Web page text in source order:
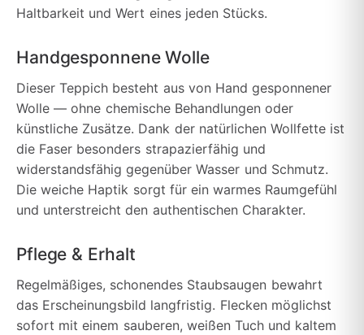
Haltbarkeit und Wert eines jeden Stücks.
Handgesponnene Wolle
Dieser Teppich besteht aus von Hand gesponnener
Wolle — ohne chemische Behandlungen oder
künstliche Zusätze. Dank der natürlichen Wollfette ist
die Faser besonders strapazierfähig und
widerstandsfähig gegenüber Wasser und Schmutz.
Die weiche Haptik sorgt für ein warmes Raumgefühl
und unterstreicht den authentischen Charakter.
Pflege & Erhalt
Regelmäßiges, schonendes Staubsaugen bewahrt
das Erscheinungsbild langfristig. Flecken möglichst
sofort mit einem sauberen, weißen Tuch und kaltem